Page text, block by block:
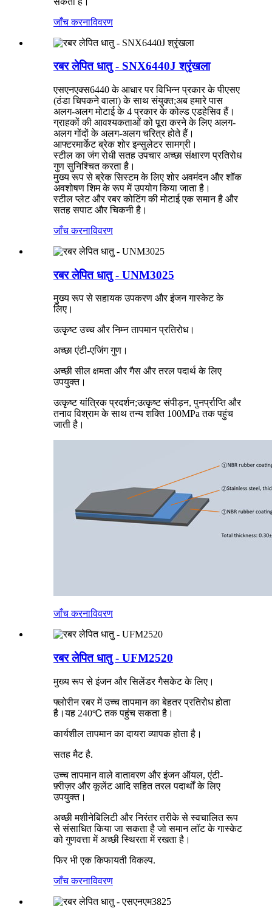
जाँच करनाविवरण
रबर लेपित धातु - SNX6440J श्रृंखला
एसएनएक्स6440 के आधार पर विभिन्न प्रकार के पीएसए
(ठंडा चिपकने वाला) के साथ संयुक्त;अब हमारे पास
अलग-अलग मोटाई के 4 प्रकार के कोल्ड एडहेसिव हैं।
ग्राहकों की आवश्यकताओं को पूरा करने के लिए अलग-
अलग गोंदों के अलग-अलग चरित्र होते हैं।
आफ्टरमार्केट ब्रेक शोर इन्सुलेटर सामग्री।
स्टील का जंग रोधी सतह उपचार अच्छा संक्षारण प्रतिरोध
गुण सुनिश्चित करता है।
मुख्य रूप से ब्रेक सिस्टम के लिए शोर अवमंदन और शॉक
अवशोषण शिम के रूप में उपयोग किया जाता है।
स्टील प्लेट और रबर कोटिंग की मोटाई एक समान है और
सतह सपाट और चिकनी है।
जाँच करनाविवरण
रबर लेपित धातु - UNM3025
मुख्य रूप से सहायक उपकरण और इंजन गास्केट के
लिए।
उत्कृष्ट उच्च और निम्न तापमान प्रतिरोध।
अच्छा एंटी-एजिंग गुण।
अच्छी सील क्षमता और गैस और तरल पदार्थ के लिए
उपयुक्त।
उत्कृष्ट यांत्रिक प्रदर्शन;उत्कृष्ट संपीड़न, पुनर्प्राप्ति और
तनाव विश्राम के साथ तन्य शक्ति 100MPa तक पहुंच
जाती है।
जाँच करनाविवरण
रबर लेपित धातु - UFM2520
मुख्य रूप से इंजन और सिलेंडर गैसकेट के लिए।
फ्लोरीन रबर में उच्च तापमान का बेहतर प्रतिरोध होता
है।यह 240℃ तक पहुंच सकता है।
कार्यशील तापमान का दायरा व्यापक होता है।
सतह मैट है.
उच्च तापमान वाले वातावरण और इंजन ऑयल, एंटी-
फ़्रीज़र और कूलेंट आदि सहित तरल पदार्थों के लिए
उपयुक्त।
अच्छी मशीनेबिलिटी और निरंतर तरीके से स्वचालित रूप
से संसाधित किया जा सकता है जो समान लॉट के गास्केट
को गुणवत्ता में अच्छी स्थिरता में रखता है।
फिर भी एक किफायती विकल्प.
जाँच करनाविवरण